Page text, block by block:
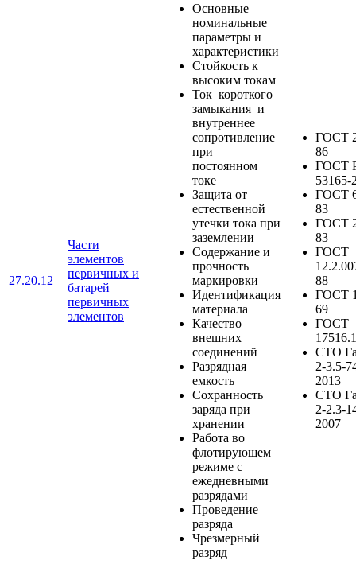
27.20.12
Части
элементов
первичных и
батарей
первичных
элементов
Основные
номинальные
параметры и
характеристики
Стойкость к
высоким токам
Ток короткого
замыкания и
внутреннее
сопротивление
при
постоянном
токе
Защита от
естественной
утечки тока при
заземлении
Содержание и
прочность
маркировки
Идентификация
материала
Качество
внешних
соединений
Разрядная
емкость
Сохранность
заряда при
хранении
Работа во
флотирующем
режиме с
ежедневными
разрядами
Проведение
разряда
Чрезмерный
разряд
ГОСТ
86
ГОСТ
53165-
ГОСТ
83
ГОСТ
83
ГОСТ
88
ГОСТ
69
ГОСТ
СТО
2-3.5-
2013
СТО
2-2.3-
2007